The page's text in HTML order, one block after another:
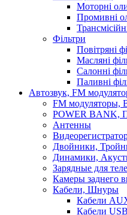
Моторні
Промивні
Фільтри
Повітряні
Масляні
Салонні
Паливні
Автозвук, FM
FM модуляторы,
POWER BANK,
Антенны
Двойники,
Динамики,
Зарядные для
Камеры заднего
Кабели, Шнуры
Кабели
Кабели